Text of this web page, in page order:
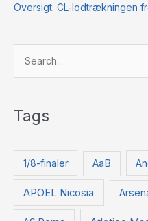
Oversigt: CL-lodtrækningen
e
e
Tags
1/8-finaler AaB
APOEL Nicosia